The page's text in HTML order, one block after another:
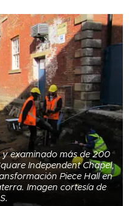
examinado más de 200
Independent Chapel,
Piece Hall en
Imagen cortesía de